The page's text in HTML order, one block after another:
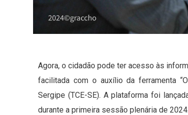
Agora, o cidadão pode ter acesso às
facilitada com o auxílio da ferramenta
Sergipe (TCE-SE). A plataforma foi
durante a primeira sessão plenária de 2024.